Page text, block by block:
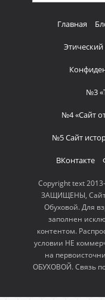
Главная
Этический
№3
№4 «Сайт
№5 Сайт
ВКонтакте
Copyright text
ЗАЩИЩЕНЫ, Сайт
Обуховой. Для
заполнен
контентом.
условии НЕ
на
ОБУХОВОЙ. Связь